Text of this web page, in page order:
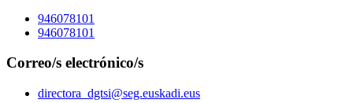
946078101
946078101
Correo/s electrónico/s
directora_dgtsi@seg.euskadi.eus